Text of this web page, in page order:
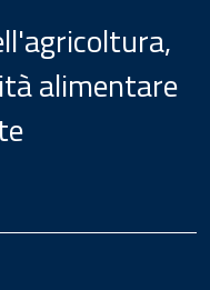
alimentare